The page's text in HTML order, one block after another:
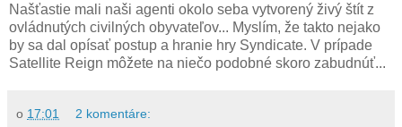
Našťastie mali naši agenti okolo seba vytvorený živý štít z
ovládnutých civilných obyvateľov... Myslím, že takto nejako
by sa dal opísať postup a hranie hry Syndicate. V prípade
Satellite Reign môžete na niečo podobné skoro zabudnúť...
o 17:01 2 komentáre: